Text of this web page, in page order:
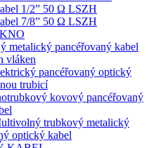
1/2” 50 Ω LSZH
7/8” 50 Ω LSZH
metalický pancéřovaný kabel
vláken
pancéřovaný optický
trubicí
kovový pancéřovaný
trubkový metalický
optický kabel